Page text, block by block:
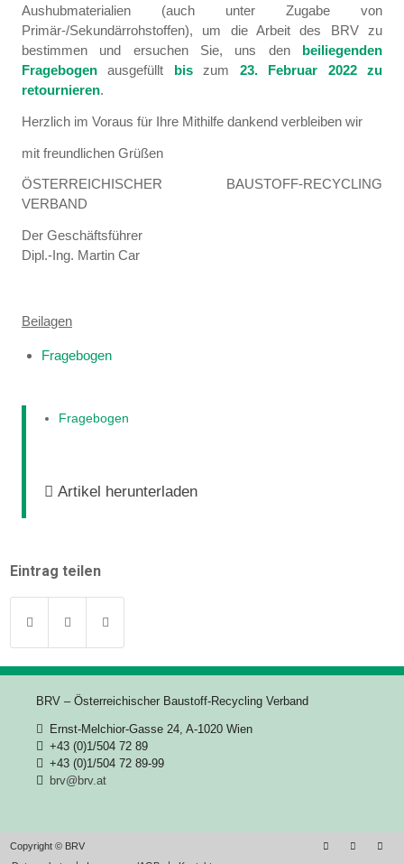
Aushubmaterialien (auch unter Zugabe von
Primär-/Sekundärrohstoffen), um die Arbeit des BRV zu
bestimmen und ersuchen Sie, uns den beiliegenden
Fragebogenausgefüllt biszum 23. Februar 2022 zu
retournieren.
Herzlich im Voraus für Ihre Mithilfe dankend verbleiben wir
mit freundlichen Grüßen
ÖSTERREICHISCHER BAUSTOFF-RECYCLING
VERBAND
Der Geschäftsführer
Dipl.-Ing. Martin Car
Beilagen
Fragebogen
Fragebogen
Artikel herunterladen
Eintrag teilen
BRV – Österreichischer Baustoff-Recycling Verband
Ernst-Melchior-Gasse 24, A-1020 Wien
+43 (0)1/504 72 89
+43 (0)1/504 72 89-99
brv@brv.at
Copyright © BRV